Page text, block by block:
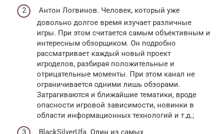
Антон Логвинов. Человек, который уже
довольно долгое время изучает различные
игры. При этом считается самым объективным и
интересным обзорщиком. Он подробно
рассматривает каждый новый проект
игроделов, разбирая положительные и
отрицательные моменты. При этом канал не
ограничивается одними лишь обзорами.
Затрагиваются и ближайшие тематики, вроде
опасности игровой зависимости, новинки в
области информационных технологий и т.д.;
BlackSilverUfa. Один из самых